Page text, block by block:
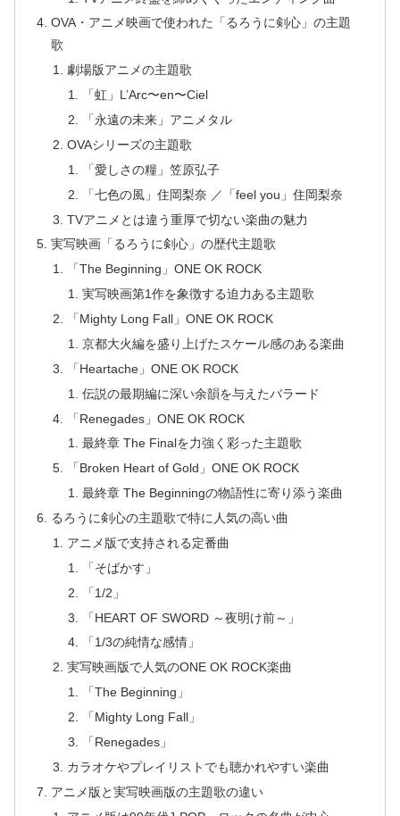
OVA・アニメ映画で使われた「るろうに剣心」の主題
歌
劇場版アニメの主題歌
「虹」L’Arc〜en〜Ciel
「永遠の未来」アニメタル
OVAシリーズの主題歌
「愛しさの糧」笠原弘子
「七色の風」住岡梨奈 ／「feel you」住岡梨奈
TVアニメとは違う重厚で切ない楽曲の魅力
実写映画「るろうに剣心」の歴代主題歌
「The Beginning」ONE OK ROCK
実写映画第1作を象徴する迫力ある主題歌
「Mighty Long Fall」ONE OK ROCK
京都大火編を盛り上げたスケール感のある楽曲
「Heartache」ONE OK ROCK
伝説の最期編に深い余韻を与えたバラード
「Renegades」ONE OK ROCK
最終章 The Finalを力強く彩った主題歌
「Broken Heart of Gold」ONE OK ROCK
最終章 The Beginningの物語性に寄り添う楽曲
るろうに剣心の主題歌で特に人気の高い曲
アニメ版で支持される定番曲
「そばかす」
「1/2」
「HEART OF SWORD ～夜明け前～」
「1/3の純情な感情」
実写映画版で人気のONE OK ROCK楽曲
「The Beginning」
「Mighty Long Fall」
「Renegades」
カラオケやプレイリストでも聴かれやすい楽曲
アニメ版と実写映画版の主題歌の違い